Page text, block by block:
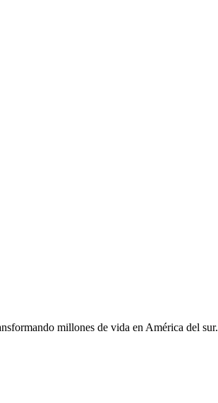
millones de vida en América del sur.